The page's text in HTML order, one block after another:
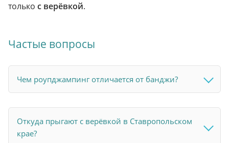
только с верёвкой.
Частые вопросы
Чем роупджампинг отличается от банджи?
Откуда прыгают с верёвкой в Ставропольском
крае?